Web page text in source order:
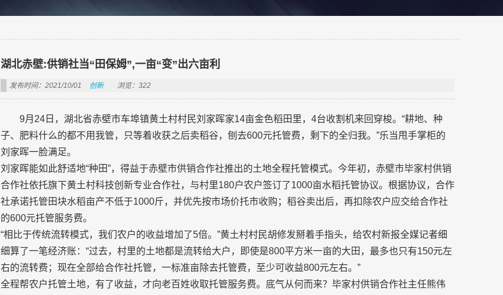
湖北赤壁:供销社当“田保姆”,一亩“变”出六亩利
发布时间：2021/10/01 创新 浏览：322
9月24日，湖北省赤壁市车埠镇黄土村村民刘家晖家14亩金色稻田里，4台收割机来回穿梭。“耕地、种
子、肥料什么的都不用我管，只等着收获之后卖稻谷，刨去600元托管费，剩下的全归我。”乐当甩手掌柜的
刘家晖一脸满足。
刘家晖能如此舒适地“种田”，得益于赤壁市供销合作社推出的土地全程托管模式。今年初，赤壁市毕家村供销
合作社依托旗下黄土村科技创新专业合作社，与村里180户农户签订了1000亩水稻托管协议。根据协议，合作
社承诺托管田块水稻亩产不低于1000斤，并优先按市场价托市收购；稻谷卖出后，再扣除农户应交给合作社
的600元托管服务费。
“相比于传统流转模式，我们农户的收益增加了5倍。”黄土村村民胡修发掰着手指头，给农村新报全媒记者细
细算了一笔经济账：“过去，村里的土地都是流转给大户，即使是800平方米一亩的大田，最多也只有150元左
右的流转费；现在全部给合作社托管，一标准亩除去托管费，至少可收益800元左右。”
全程帮农户托管土地，有了收益，才向老百姓收取托管服务费。底气从何而来？毕家村供销合作社主任熊伟